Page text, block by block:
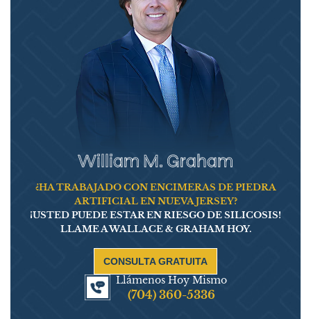
William M. Graham
¿HA TRABAJADO CON ENCIMERAS DE PIEDRA
ARTIFICIAL EN NUEVA JERSEY?
¡USTED PUEDE ESTAR EN RIESGO DE SILICOSIS!
LLAME A WALLACE & GRAHAM HOY.
CONSULTA GRATUITA
Llámenos Hoy Mismo
(704) 360-5336